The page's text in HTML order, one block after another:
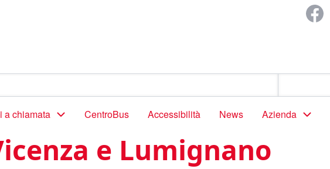
a chiamata CentroBus Accessibilità News Azienda
e Lumignano